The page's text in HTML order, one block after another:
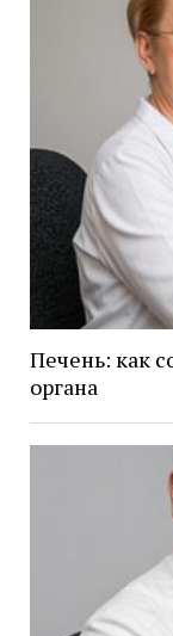
Печень: как
органа